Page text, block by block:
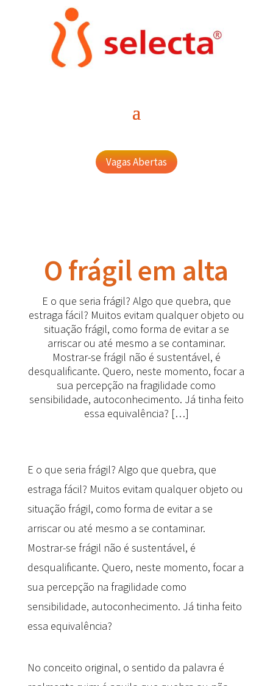
Vagas Abertas
O frágil em alta
E o que seria frágil? Algo que quebra, que
estraga fácil? Muitos evitam qualquer objeto ou
situação frágil, como forma de evitar a se
arriscar ou até mesmo a se contaminar.
Mostrar-se frágil não é sustentável, é
desqualificante. Quero, neste momento, focar a
sua percepção na fragilidade como
sensibilidade, autoconhecimento. Já tinha feito
essa equivalência? […]
E o que seria frágil? Algo que quebra, que
estraga fácil? Muitos evitam qualquer objeto ou
situação frágil, como forma de evitar a se
arriscar ou até mesmo a se contaminar.
Mostrar-se frágil não é sustentável, é
desqualificante. Quero, neste momento, focar a
sua percepção na fragilidade como
sensibilidade, autoconhecimento. Já tinha feito
essa equivalência?
No conceito original, o sentido da palavra é